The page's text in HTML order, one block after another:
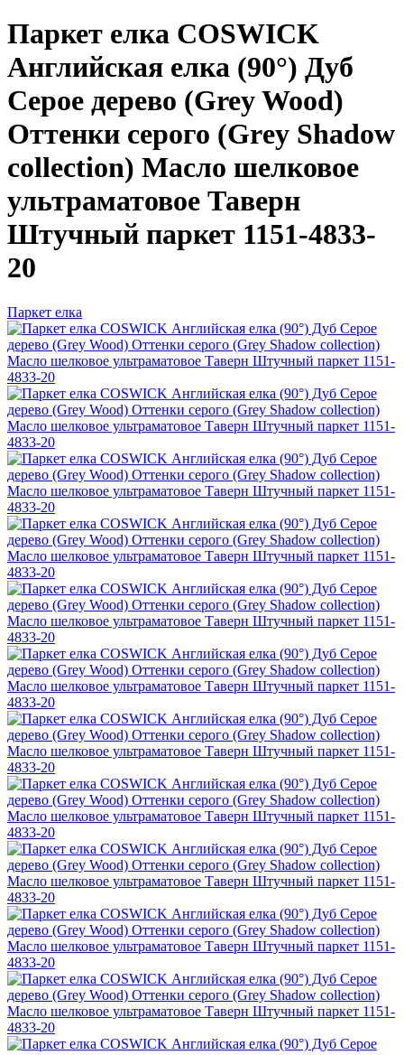
Паркет елка COSWICK
Английская елка (90°) Дуб
Серое дерево (Grey Wood)
Оттенки серого (Grеy Shadow
collection) Масло шелковое
ультраматовое Таверн
Штучный паркет 1151-4833-
20
Паркет елка